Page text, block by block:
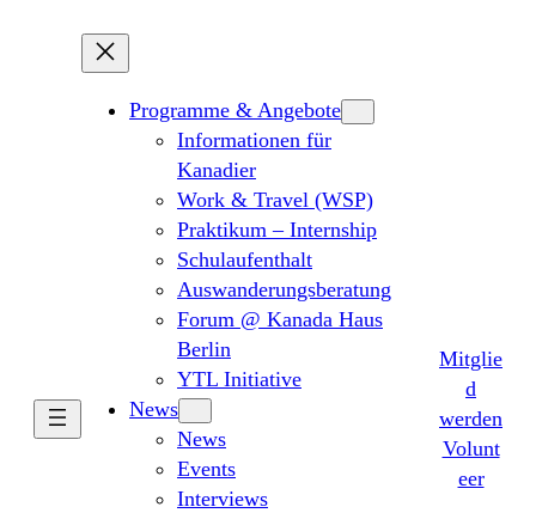
Programme & Angebote
Informationen für
Kanadier
Work & Travel (WSP)
Praktikum – Internship
Schulaufenthalt
Auswanderungsberatung
Forum @ Kanada Haus
Berlin
YTL Initiative
News
News
Events
Interviews
Mitglie
d
werden
Volunt
eer